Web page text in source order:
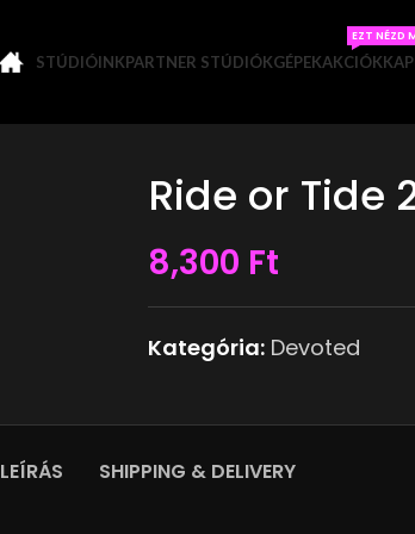
STÚDIÓINKPARTNER STÚDIÓKGÉPEKAKCIÓK
EZT NÉZD
Ride or Tide
8,300 Ft
Kategória: Devoted
LEÍRÁS SHIPPING & DELIVERY